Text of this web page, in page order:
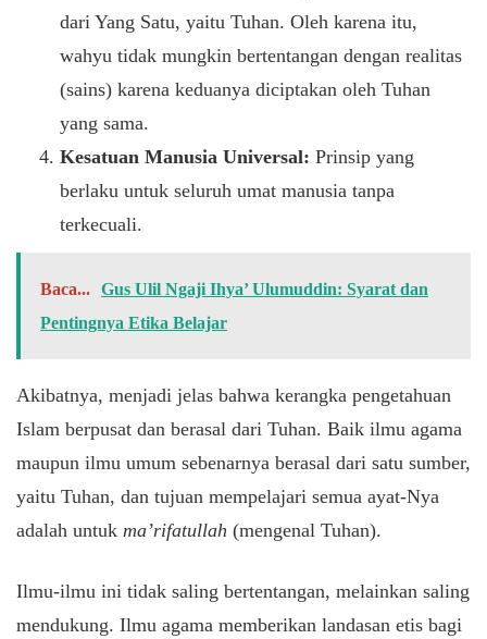
dari Yang Satu, yaitu Tuhan. Oleh karena itu,
wahyu tidak mungkin bertentangan dengan realitas
(sains) karena keduanya diciptakan oleh Tuhan
yang sama.
Kesatuan Manusia Universal: Prinsip yang
berlaku untuk seluruh umat manusia tanpa
terkecuali.
Baca... Gus Ulil Ngaji Ihya’ Ulumuddin: Syarat dan
Pentingnya Etika Belajar
​Akibatnya, menjadi jelas bahwa kerangka pengetahuan
Islam berpusat dan berasal dari Tuhan. Baik ilmu agama
maupun ilmu umum sebenarnya berasal dari satu sumber,
yaitu Tuhan, dan tujuan mempelajari semua ayat-Nya
adalah untuk ma’rifatullah (mengenal Tuhan).
​Ilmu-ilmu ini tidak saling bertentangan, melainkan saling
mendukung. Ilmu agama memberikan landasan etis bagi